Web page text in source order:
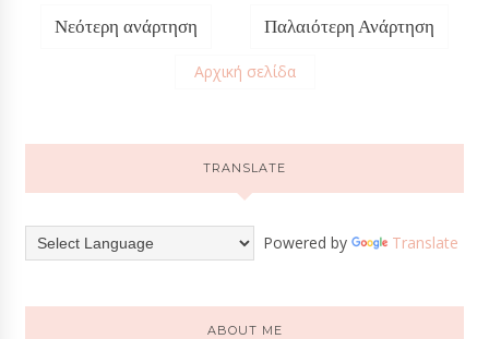
Νεότερη ανάρτηση Παλαιότερη Ανάρτηση
Αρχική σελίδα
TRANSLATE
Powered by Translate
ABOUT ME